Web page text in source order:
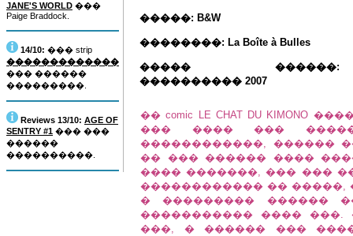
JANE'S WORLD ���
Paige Braddock.
14/10: ��� strip
�������������
��� ������
���������.
Reviews 13/10: AGE OF
SENTRY #1 ��� ���
������
����������.
�����: B&W
��������: La Boîte à Bulles
����� ������:
���������� 2007
�� comic LE CHAT DU
��� ���� ���
������������, ������
�� ��� ������ ����
���� �������, ��� ���
������������ ��
� ��������� ������
����������� ����
���, � ������ ���